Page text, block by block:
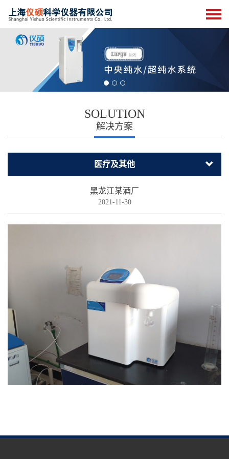
SOLUTION
解决方案
医疗及其他
黑龙江某酒厂
2021-11-30